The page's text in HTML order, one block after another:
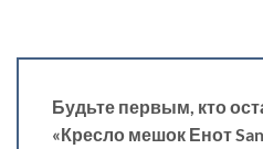
Будьте первым, кто
«Кресло мешок Енот